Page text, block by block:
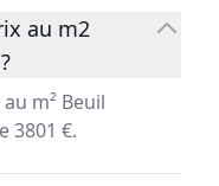
au m2
m² Beuil
3801 €.